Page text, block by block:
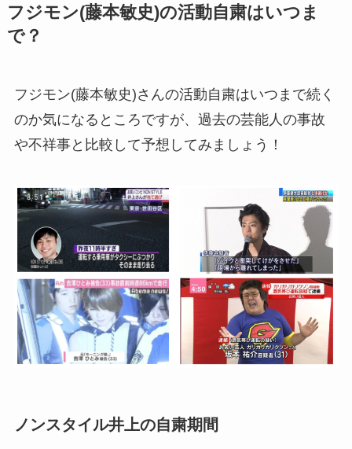
フジモン(藤本敏史)の活動自粛はいつま
で？
フジモン(藤本敏史)さんの活動自粛はいつまで続く
のか気になるところですが、過去の芸能人の事故
や不祥事と比較して予想してみましょう！
ノンスタイル井上の自粛期間